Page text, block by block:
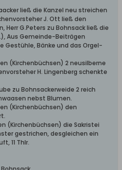
ließ die Kanzel neu streichen
J. Ott ließ den
Herr G.Peters zu Bohnsack ließ die
Aus Gemeinde-Beiträgen
Gestühle, Bänke und das Orgel-
(Kirchenbüchsen) 2 neusilberne
H. Lingenberg schenkte
zu Bohnsackerweide 2 reich
nebst Blumen.
(Kirchenbüchsen) den
(Kirchenbüchsen) die Sakristei
gestrichen, desgleichen ein
11 Thlr.